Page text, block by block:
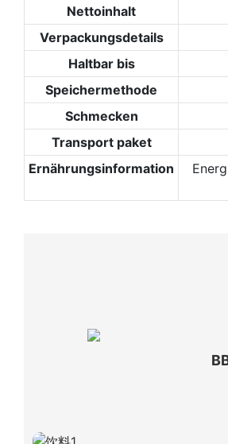
Nettoinhalt
Verpackungsdetails
Haltbar bis
Speichermethode
Schmecken
Transport paket
Ernährungsinformation